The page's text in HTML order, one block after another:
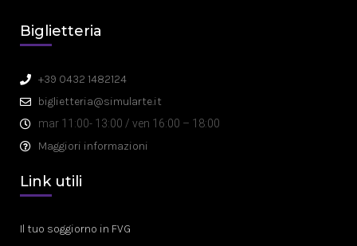
Biglietteria
+39 0432 1482124
biglietteria@simularte.it
mar 11:00- 13:00 / ven 16:00 – 18:00
Maggiori informazioni
Link utili
Il tuo soggiorno in FVG